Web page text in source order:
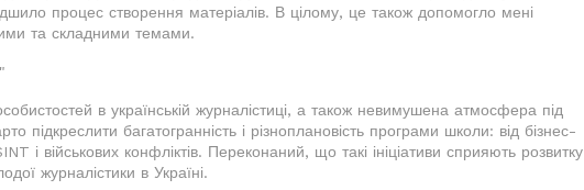
процес створення матеріалів. В цілому, це також допомогло мені
та складними темами.
в українській журналістиці, а також невимушена атмосфера під
підкреслити багатогранність і різноплановість програми школи: від бізнес-
і військових конфліктів. Переконаний, що такі ініціативи сприяють розвитку
журналістики в Україні.